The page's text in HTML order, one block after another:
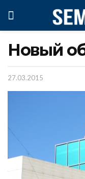
Новый
27.03.2015